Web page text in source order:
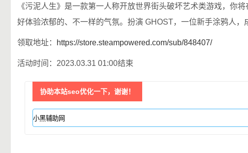
《污泥人生》是一款第一人称开放世界街头破坏艺术类游戏，你
好体验浓郁的、不一样的气氛。扮演 GHOST，一位新手涂鸦人，
领取地址： https://store.steampowered.com/sub/848407/
活动时间：2023.03.31 01:00结束
协助本站seo优化一下，谢谢！